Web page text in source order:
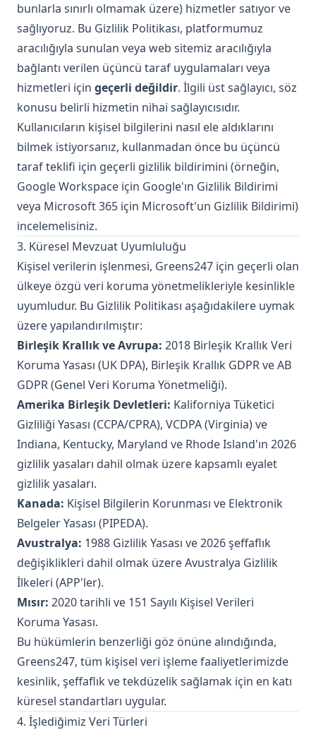
bunlarla sınırlı olmamak üzere) hizmetler satıyor ve
sağlıyoruz. Bu Gizlilik Politikası, platformumuz
aracılığıyla sunulan veya web sitemiz aracılığıyla
bağlantı verilen üçüncü taraf uygulamaları veya
hizmetleri için geçerli değildir. İlgili üst sağlayıcı, söz
konusu belirli hizmetin nihai sağlayıcısıdır.
Kullanıcıların kişisel bilgilerini nasıl ele aldıklarını
bilmek istiyorsanız, kullanmadan önce bu üçüncü
taraf teklifi için geçerli gizlilik bildirimini (örneğin,
Google Workspace için Google'ın Gizlilik Bildirimi
veya Microsoft 365 için Microsoft'un Gizlilik Bildirimi)
incelemelisiniz.
3. Küresel Mevzuat Uyumluluğu
Kişisel verilerin işlenmesi, Greens247 için geçerli olan
ülkeye özgü veri koruma yönetmelikleriyle kesinlikle
uyumludur. Bu Gizlilik Politikası aşağıdakilere uymak
üzere yapılandırılmıştır:
Birleşik Krallık ve Avrupa: 2018 Birleşik Krallık Veri
Koruma Yasası (UK DPA), Birleşik Krallık GDPR ve AB
GDPR (Genel Veri Koruma Yönetmeliği).
Amerika Birleşik Devletleri: Kaliforniya Tüketici
Gizliliği Yasası (CCPA/CPRA), VCDPA (Virginia) ve
Indiana, Kentucky, Maryland ve Rhode Island'ın 2026
gizlilik yasaları dahil olmak üzere kapsamlı eyalet
gizlilik yasaları.
Kanada: Kişisel Bilgilerin Korunması ve Elektronik
Belgeler Yasası (PIPEDA).
Avustralya: 1988 Gizlilik Yasası ve 2026 şeffaflık
değişiklikleri dahil olmak üzere Avustralya Gizlilik
İlkeleri (APP'ler).
Mısır: 2020 tarihli ve 151 Sayılı Kişisel Verileri
Koruma Yasası.
Bu hükümlerin benzerliği göz önüne alındığında,
Greens247, tüm kişisel veri işleme faaliyetlerimizde
kesinlik, şeffaflık ve tekdüzelik sağlamak için en katı
küresel standartları uygular.
4. İşlediğimiz Veri Türleri